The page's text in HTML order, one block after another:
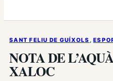
SANT FELIU DE GUÍXOLS ,
NOTA DE
XALOC